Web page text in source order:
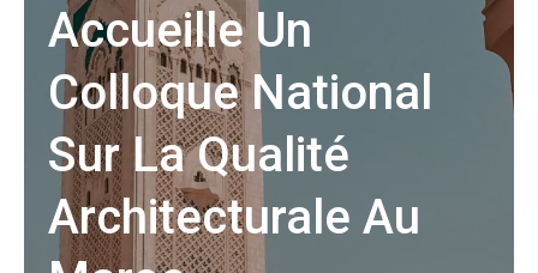
Accueille Un
Colloque National
Sur La Qualité
Architecturale Au